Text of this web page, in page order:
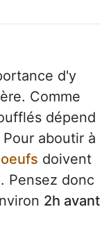
d'y
Comme
dépend
aboutir à
oeufs doivent
. Pensez donc
2h avant